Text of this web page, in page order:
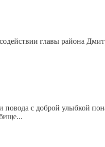
главы района
с доброй улыбкой